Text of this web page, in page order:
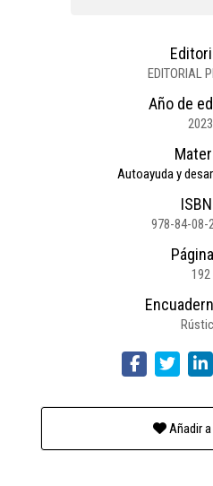
EDITORIAL
Año de
2023
Autoayuda y
978-84-08-
192
Añadir